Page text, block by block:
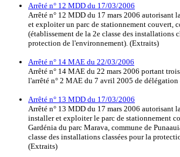
Arrêté n° 12 MDD du 17/03/2006
Arrêté n° 12 MDD du 17 mars 2006 autorisant
et exploiter un parc de stationnement couvert,
(établissement de la 2e classe des installations
protection de l'environnement). (Extraits)
Arrêté n° 14 MAE du 22/03/2006
Arrêté n° 14 MAE du 22 mars 2006 portant
l'arrêté n° 2 MAE du 7 avril 2005 de délégation
Arrêté n° 13 MDD du 17/03/2006
Arrêté n° 13 MDD du 17 mars 2006 autorisant
installer et exploiter le parc de stationnement
Gardénia du parc Marava, commune de
classe des installations classées pour la
(Extraits)